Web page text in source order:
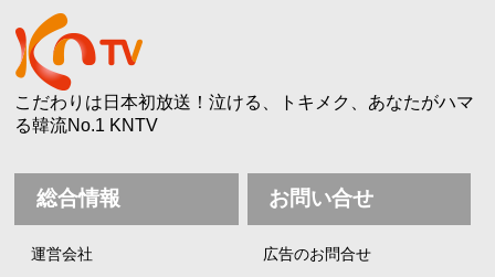
こだわりは日本初放送！泣ける、トキメク、あなたがハマ
る韓流No.1 KNTV
総合情報
運営会社
お問い合せ
広告のお問合せ